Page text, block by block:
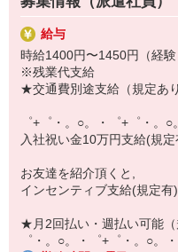
機械/食品製造・梱包・仕
▼美容系
眉毛サロンのアイブロウ・
▼営業・販売
法人営業・アパレル販売・
▼人気案件も多数♪
短期・期間限定・オープニ
上場/優良/大手企業など
【スマホ面接実施中】
￣￣￣￣￣￣￣￣￣
自宅に居ながらスマホでカ
オンライン面談なのでスピ
即日登録もOK♪
■携帯やインターネット販売業
docomo(ドコモ)/au(エーユー
の大手キャリアから
ワイモバイル(Y!mobille)、楽
広く紹介可能♪
給与
時給1400円〜1450円（経験
※残業代支給
★交通費別途支給（規定あり
゜+゜・。○。・゜+゜・。○
入社祝い金10万円支給(規定
お友達を紹介頂くと,
インセンティブ支給(規定有)
★月2回払い・週払い可能
゜・。○。・゜+゜・。○。